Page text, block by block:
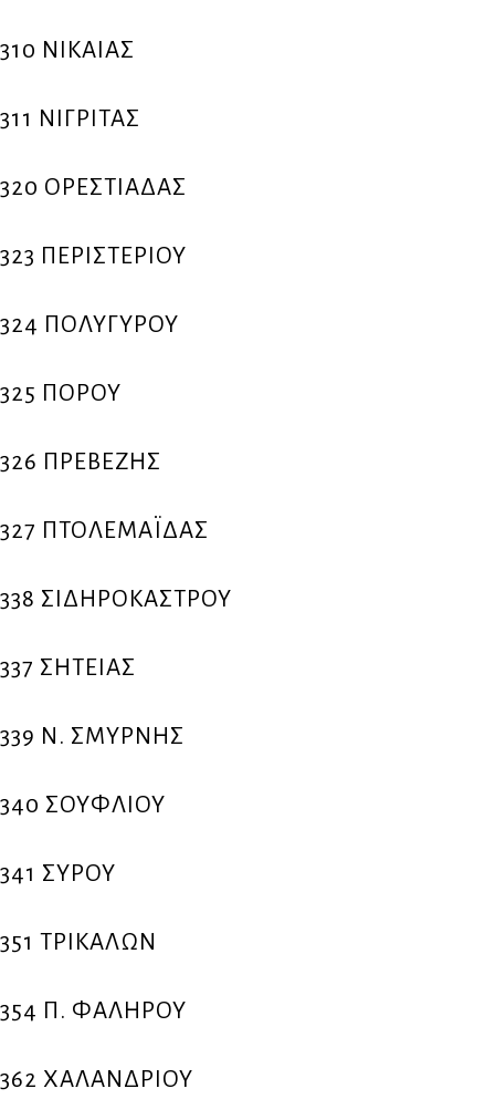
310 ΝΙΚΑΙΑΣ
311 ΝΙΓΡΙΤΑΣ
320 ΟΡΕΣΤΙΑΔΑΣ
323 ΠΕΡΙΣΤΕΡΙΟΥ
324 ΠΟΛΥΓΥΡΟΥ
325 ΠΟΡΟΥ
326 ΠΡΕΒΕΖΗΣ
327 ΠΤΟΛΕΜΑΪΔΑΣ
338 ΣΙΔΗΡΟΚΑΣΤΡΟΥ
337 ΣΗΤΕΙΑΣ
339 Ν. ΣΜΥΡΝΗΣ
340 ΣΟΥΦΛΙΟΥ
341 ΣΥΡΟΥ
351 ΤΡΙΚΑΛΩΝ
354 Π. ΦΑΛΗΡΟΥ
362 ΧΑΛΑΝΔΡΙΟΥ